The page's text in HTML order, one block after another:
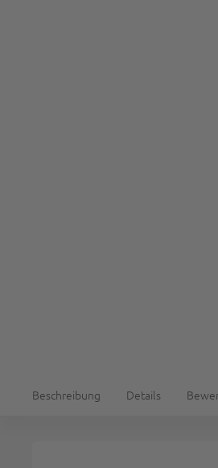
Beschreibung Details